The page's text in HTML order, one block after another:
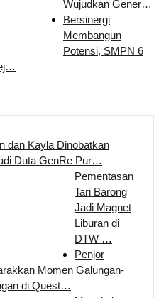
Wujudkan Gener…
Bersinergi
Membangun
Potensi, SMPN 6
dan Kayla Dinobatkan
Duta GenRe Pur…
Pementasan
Tari Barong
Jadi Magnet
Liburan di
DTW …
Penjor
Momen Galungan-
di Quest…